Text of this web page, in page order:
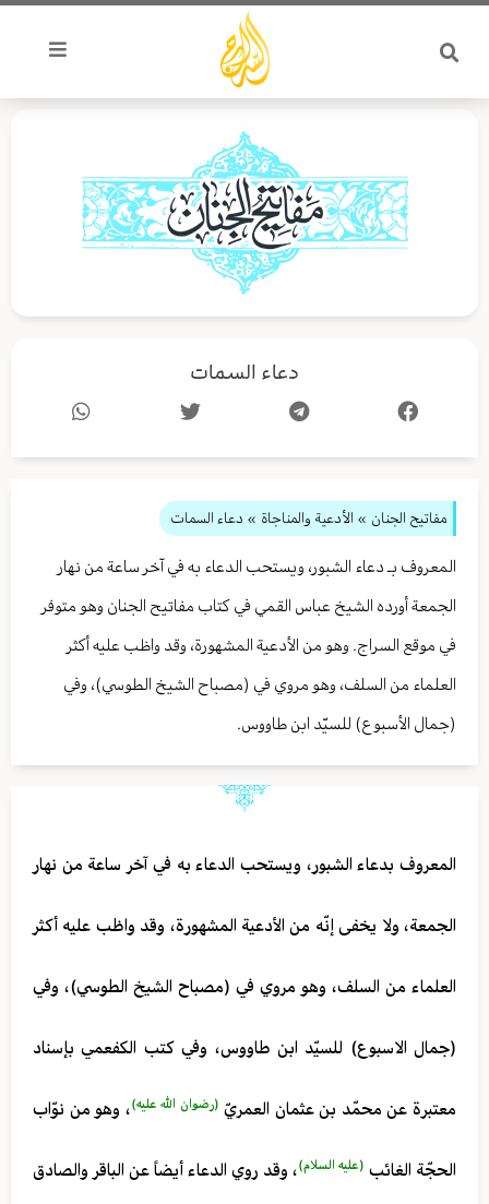
تخطي
المحتوى
دعاء السمات
مفاتيح الجنان » الأدعية والمناجاة » دعاء السمات
المعروف بـ دعاء الشبور، ويستحب الدعاء به في آخر ساعة من نهار
الجمعة أورده الشيخ عباس القمي في كتاب مفاتيح الجنان وهو متوفر
في موقع السراج. وهو من الأدعية المشهورة، وقد واظب عليه أكثر
العلماء من السلف، وهو مروي في (مصباح الشيخ الطوسي)، وفي
(جمال الأسبوع) للسيّد ابن طاووس.
المعروف بدعاء الشبور، ويستحب الدعاء به في آخر ساعة من نهار
الجمعة، ولا يخفى إنّه من الأدعية المشهورة، وقد واظب عليه أكثر
العلماء من السلف، وهو مروي في (مصباح الشيخ الطوسي)، وفي
(جمال الاسبوع) للسيّد ابن طاووس، وفي كتب الكفعمي بإسناد
معتبرة عن محمّد بن عثمان العمريّ (رضوان الله عليه)، وهو من نوّاب
الحجّة الغائب (عليه السلام)، وقد روي الدعاء أيضاً عن الباقر والصادق